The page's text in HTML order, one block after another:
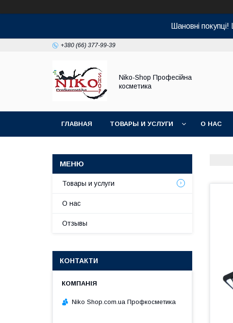
Шановні
+380 (66) 377-99-39
Niko-Shop Професійна
косметика
ГЛАВНАЯ ТОВАРЫ И УСЛУГИ О НАС
Товары и услуги
О нас
Отзывы
КОНТАКТИ
Niko Shop.com.ua Профкосметика